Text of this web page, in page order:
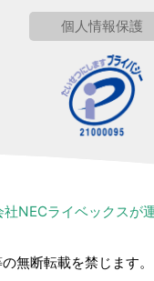
個人情報保護
NECライベックスが
無断転載を禁じます。